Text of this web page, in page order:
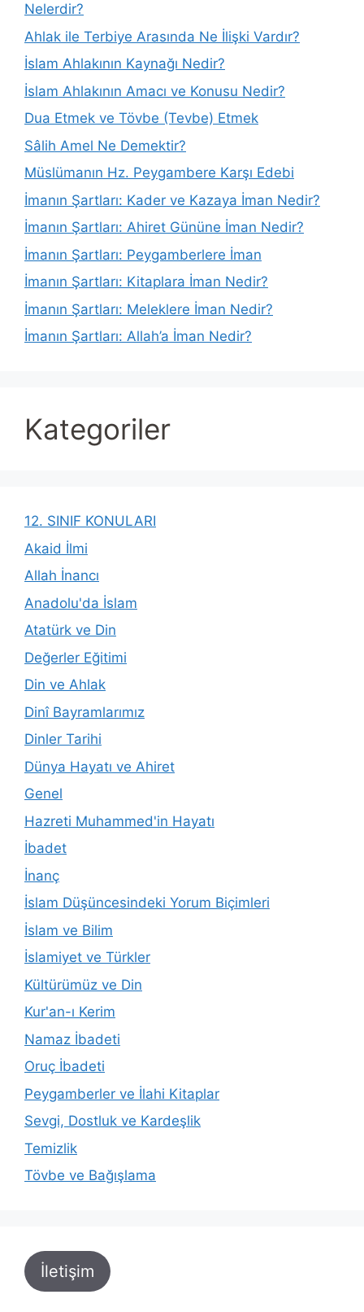
Nelerdir?
Ahlak ile Terbiye Arasında Ne İlişki Vardır?
İslam Ahlakının Kaynağı Nedir?
İslam Ahlakının Amacı ve Konusu Nedir?
Dua Etmek ve Tövbe (Tevbe) Etmek
Sâlih Amel Ne Demektir?
Müslümanın Hz. Peygambere Karşı Edebi
İmanın Şartları: Kader ve Kazaya İman Nedir?
İmanın Şartları: Ahiret Gününe İman Nedir?
İmanın Şartları: Peygamberlere İman
İmanın Şartları: Kitaplara İman Nedir?
İmanın Şartları: Meleklere İman Nedir?
İmanın Şartları: Allah’a İman Nedir?
Kategoriler
12. SINIF KONULARI
Akaid İlmi
Allah İnancı
Anadolu'da İslam
Atatürk ve Din
Değerler Eğitimi
Din ve Ahlak
Dinî Bayramlarımız
Dinler Tarihi
Dünya Hayatı ve Ahiret
Genel
Hazreti Muhammed'in Hayatı
İbadet
İnanç
İslam Düşüncesindeki Yorum Biçimleri
İslam ve Bilim
İslamiyet ve Türkler
Kültürümüz ve Din
Kur'an-ı Kerim
Namaz İbadeti
Oruç İbadeti
Peygamberler ve İlahi Kitaplar
Sevgi, Dostluk ve Kardeşlik
Temizlik
Tövbe ve Bağışlama
İletişim